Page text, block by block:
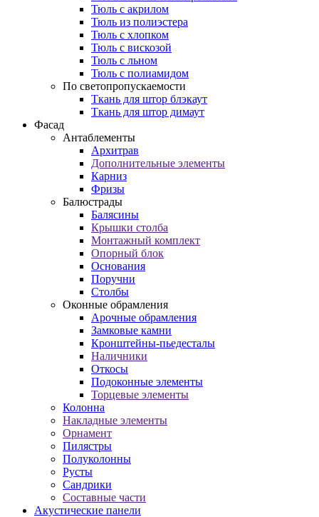
Тюль с акрилом
Тюль из полиэстера
Тюль с хлопком
Тюль с вискозой
Тюль с льном
Тюль с полиамидом
По светопропускаемости
Ткань для штор блэкаут
Ткань для штор димаут
Фасад
Антаблементы
Архитрав
Дополнительные элементы
Карниз
Фризы
Балюстрады
Балясины
Крышки столба
Монтажный комплект
Опорный блок
Основания
Поручни
Столбы
Оконные обрамления
Арочные обрамления
Замковые камни
Кронштейны-пьедесталы
Наличники
Откосы
Подоконные элементы
Торцевые элементы
Колонна
Накладные элементы
Орнамент
Пилястры
Полуколонны
Русты
Сандрики
Составные части
Акустические панели